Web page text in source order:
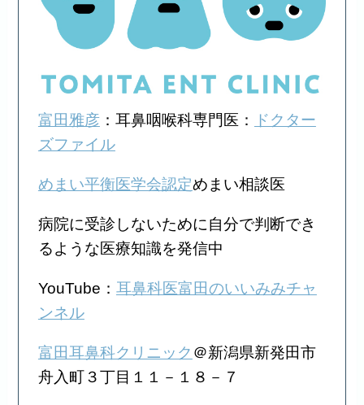
富田雅彦：耳鼻咽喉科専門医：
ドクター
ズファイル
めまい平衡医学会認定めまい相談医
病院に受診しないために自分で判断でき
るような医療知識を発信中
YouTube： 耳鼻科医富田のいいみみチャ
ンネル
富田耳鼻科クリニック ＠新潟県新発田市
舟入町３丁目１１－１８－７